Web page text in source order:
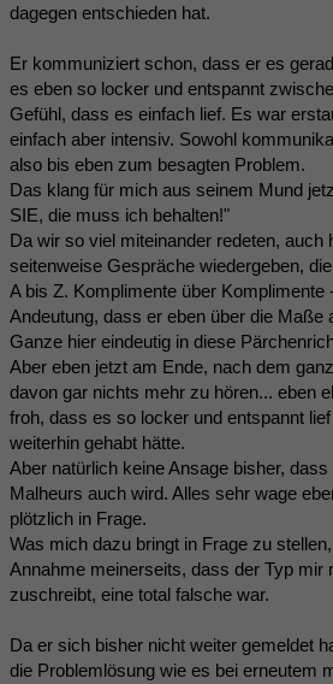
dagegen entschieden hat.
Er kommuniziert schon, dass er es
es eben so locker und entspannt
Gefühl, dass es einfach lief. Es war
einfach aber intensiv. Sowohl
also bis eben zum besagten Problem.
Das klang für mich aus seinem Mund
SIE, die muss ich behalten!"
Da wir so viel miteinander redeten, auch
seitenweise Gespräche wiedergeben,
A bis Z. Komplimente über Komplimente
Andeutung, dass er eben über die Maße
Ganze hier eindeutig in diese
Aber eben jetzt am Ende, nach dem
davon gar nichts mehr zu hören... eben
froh, dass es so locker und entspannt
weiterhin gehabt hätte.
Aber natürlich keine Ansage bisher,
Malheurs auch wird. Alles sehr wage
plötzlich in Frage.
Was mich dazu bringt in Frage zu
Annahme meinerseits, dass der Typ mir
zuschreibt, eine total falsche war.
Da er sich bisher nicht weiter gemeldet
die Problemlösung wie es bei erneutem